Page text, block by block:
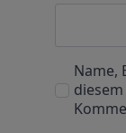
Name,